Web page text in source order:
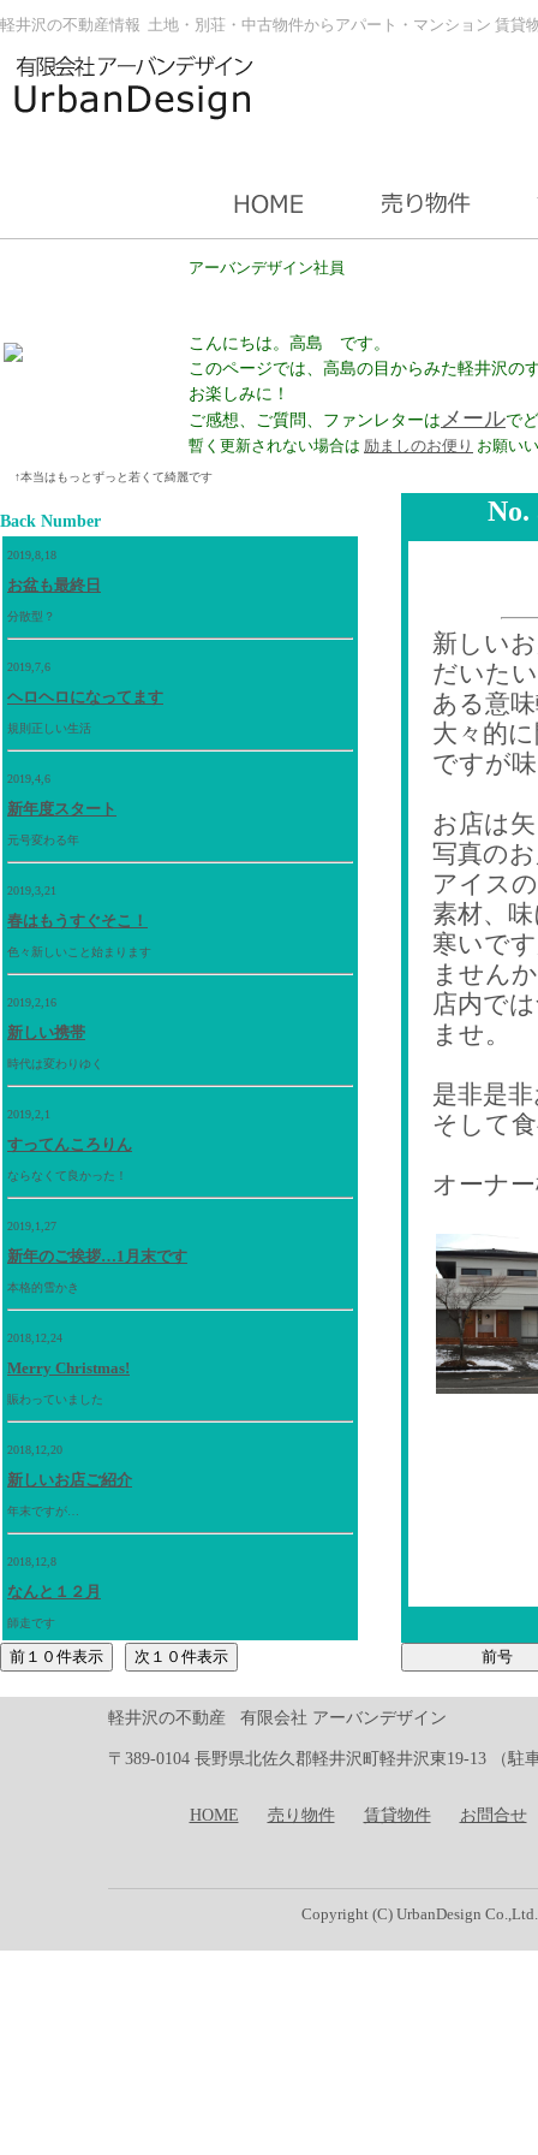
軽井沢の不動産情報 土地・別荘・中古物件からアパート・マンション 賃貸
アーバンデザイン社員
こんにちは。高島 です。
このページでは、高島の目からみた軽井沢の
お楽しみに！
ご感想、ご質問、ファンレターはメールで
暫く更新されない場合は 励ましのお便り お願い
↑本当はもっとずっと若くて綺麗です
Back Number
2019,8,18
お盆も最終日
分散型？
2019,7,6
ヘロヘロになってます
規則正しい生活
2019,4,6
新年度スタート
元号変わる年
2019,3,21
春はもうすぐそこ！
色々新しいこと始まります
2019,2,16
新しい携帯
時代は変わりゆく
2019,2,1
すってんころりん
ならなくて良かった！
2019,1,27
新年のご挨拶…1月末です
本格的雪かき
2018,12,24
Merry Christmas!
賑わっていました
2018,12,20
新しいお店ご紹介
年末ですが…
2018,12,8
なんと１２月
師走です
新しい
だいた
ある意
大々的
ですが
お店は
写真の
アイス
素材、
寒いで
ません
店内で
ませ。
是非是
そして
オーナ
軽井沢の不動産 有限会社 アーバンデザイン
〒389-0104 長野県北佐久郡軽井沢町軽井沢東19-13 （駐
HOME 売り物件 賃貸物件 お問合せ
Copyright (C) UrbanDesign